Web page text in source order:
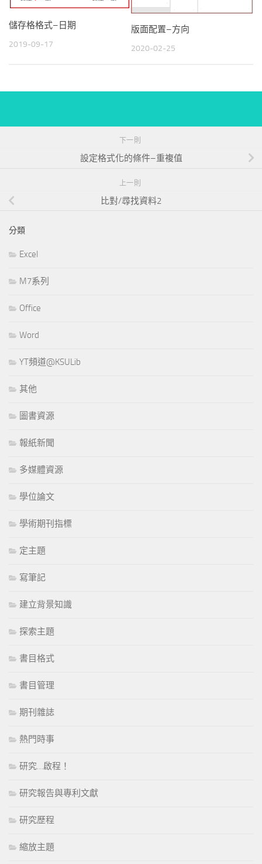
儲存格格式–日期
2019-09-17
版面配置–方向
2020-02-25
下一則
設定格式化的條件–重複值
上一則
比對/尋找資料2
分類
Excel
M7系列
Office
Word
YT頻道@KSULib
其他
圖書資源
報紙新聞
多媒體資源
學位論文
學術期刊指標
定主題
寫筆記
建立背景知識
探索主題
書目格式
書目管理
期刊雜誌
熱門時事
研究…啟程！
研究報告與專利文獻
研究歷程
縮放主題